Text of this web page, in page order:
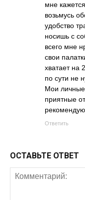
мне
возьмусь
удобство
носишь с
всего мне
свои
хватает на
по сути не
Мои
приятные
Ответить
ОСТАВЬТЕ ОТВЕТ